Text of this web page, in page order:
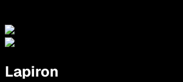
Lapiron